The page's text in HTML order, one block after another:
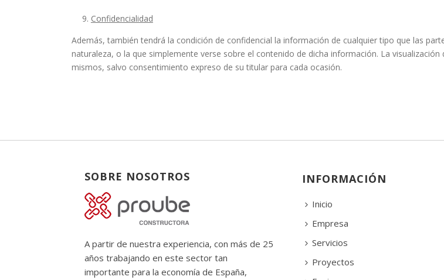
Confidencialidad
Además, también tendrá la condición de confidencial la información de cualquier tipo que las
naturaleza, o la que simplemente verse sobre el contenido de dicha información. La
mismos, salvo consentimiento expreso de su titular para cada ocasión.
SOBRE NOSOTROS
A partir de nuestra experiencia, con más de 25
años trabajando en este sector tan
importante para la economía de España,
INFORMACIÓN
Inicio
Empresa
Servicios
Proyectos